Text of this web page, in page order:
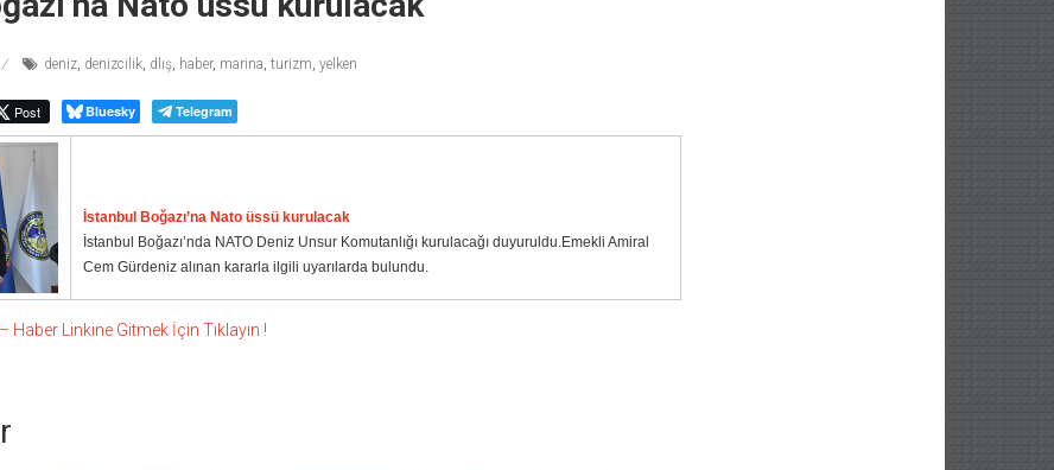
deniz, denizcilik, dlış, haber, marina, turizm, yelken
Post Bluesky Telegram
İstanbul Boğazı’na Nato üssü kurulacak
İstanbul Boğazı’nda NATO Deniz Unsur Komutanlığı kurulacağı duyuruldu.Emekli Amiral
Cem Gürdeniz alınan kararla ilgili uyarılarda bulundu.
Haber Linkine Gitmek İçin Tıklayın !